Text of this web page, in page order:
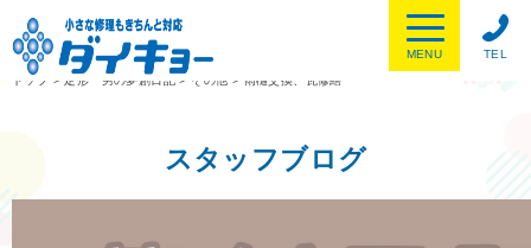
TEL
MENU
トップ
> 定形一男の夢創日記 > その他 > 雨樋交換、瓦修繕
スタッフブログ